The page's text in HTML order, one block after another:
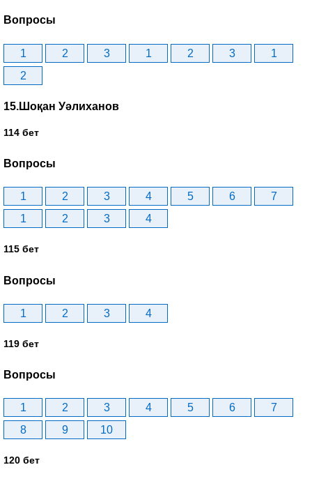
Вопросы
1 2 3 1 2 3
1
2
15.Шоқан Уәлиханов
114 бет
Вопросы
1 2 3 4 5 6
7
1
2 3 4
115 бет
Вопросы
1 2 3 4
119 бет
Вопросы
1 2 3 4 5 6
7
8
9 10
120 бет